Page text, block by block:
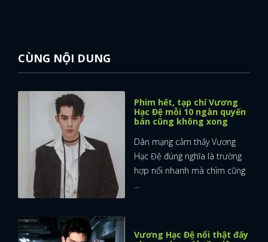
CÙNG NỘI DUNG
Phim hết, tạp chí Vương
Hạc Đệ mỗi 10 ngàn quyến
bán cũng không xong
Dân mạng cảm thấy Vương
Hạc Đệ đúng nghĩa là trường
hợp nổi nhanh mà chìm cũng
Vương Hạc Đệ nổi thật đấy